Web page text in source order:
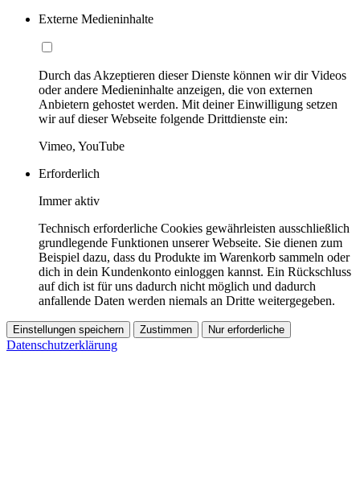
Externe Medieninhalte
Durch das Akzeptieren dieser Dienste können wir dir Videos
oder andere Medieninhalte anzeigen, die von externen
Anbietern gehostet werden. Mit deiner Einwilligung setzen
wir auf dieser Webseite folgende Drittdienste ein:
Vimeo, YouTube
Erforderlich
Immer aktiv
Technisch erforderliche Cookies gewährleisten ausschließlich
grundlegende Funktionen unserer Webseite. Sie dienen zum
Beispiel dazu, dass du Produkte im Warenkorb sammeln oder
dich in dein Kundenkonto einloggen kannst. Ein Rückschluss
auf dich ist für uns dadurch nicht möglich und dadurch
anfallende Daten werden niemals an Dritte weitergegeben.
Einstellungen speichern Zustimmen Nur erforderliche
Datenschutzerklärung